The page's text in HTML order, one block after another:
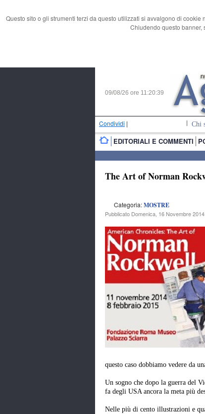
Questo sito o gli strumenti terzi da questo utilizzati si avvalgono di
Chiudendo questo banner,
09/08/26 ore 11:20:40
Condividi | Chi
EDITORIALI E COMMENTI
The Art of Norman
Categoria:MOSTRE
Pubblicato Domenica, 16 Novembre
questo caso dobbiamo vedere da
Un sogno che dopo la guerra del
fa degli USA ancora la meta più
Nelle più di cento illustrazioni e